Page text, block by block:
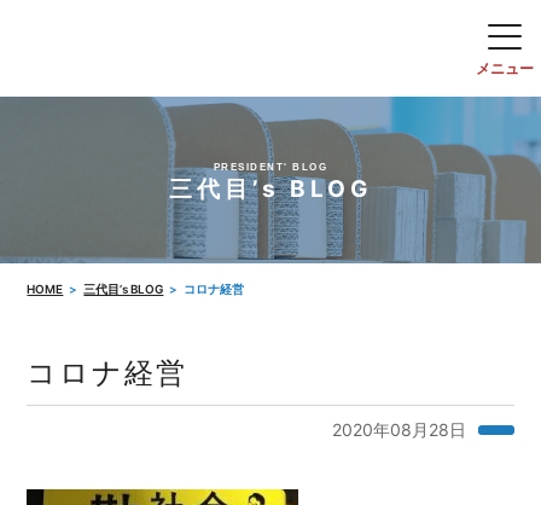
PRESIDENT' BLOG
三代目’s BLOG
HOME 三代目’s BLOG コロナ経営
コロナ経営
2020年08月28日